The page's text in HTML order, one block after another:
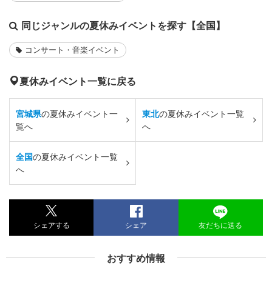
同じジャンルの夏休みイベントを探す【全国】
コンサート・音楽イベント
夏休みイベント一覧に戻る
宮城県の夏休みイベント一
覧へ
東北の夏休みイベント一覧
へ
全国の夏休みイベント一覧
へ
シェアする シェア 友だちに送る
おすすめ情報